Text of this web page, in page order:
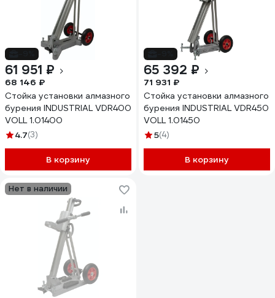
61 951 ₽
68 146 ₽
Стойка установки алмазного
бурения INDUSTRIAL VDR400
VOLL 1.01400
4.7(3)
В корзину
65 392 ₽
71 931 ₽
Стойка установки алмазного
бурения INDUSTRIAL VDR450
VOLL 1.01450
5(4)
В корзину
Нет в наличии